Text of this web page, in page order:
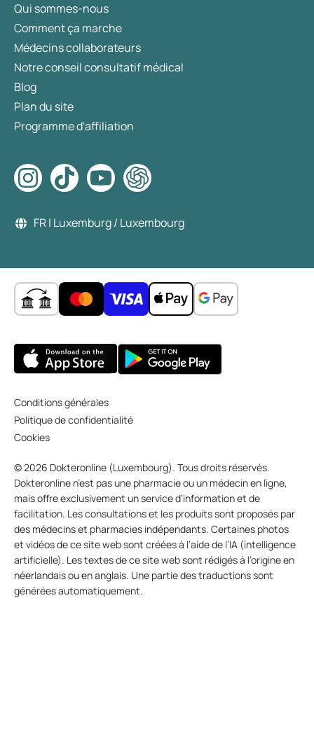
Qui sommes-nous
Comment ça marche
Médecins collaborateurs
Notre conseil consultatif médical
Blog
Plan du site
Programme d'affiliation
FR | Luxemburg / Luxembourg
Conditions générales
Politique de confidentialité
Cookies
© 2026 Dokteronline (Luxembourg). Tous droits réservés.
Dokteronline n’est pas une pharmacie ou un médecin en ligne,
mais offre exclusivement un service d’information et de
facilitation. Les consultations et les produits sont proposés par
des médecins et pharmacies indépendants. Certaines photos
et vidéos de ce site web sont créées à l’aide de l’IA (intelligence
artificielle). Les textes de ce site web sont rédigés à l’origine en
néerlandais ou en anglais. Une partie des traductions sont
générées automatiquement.